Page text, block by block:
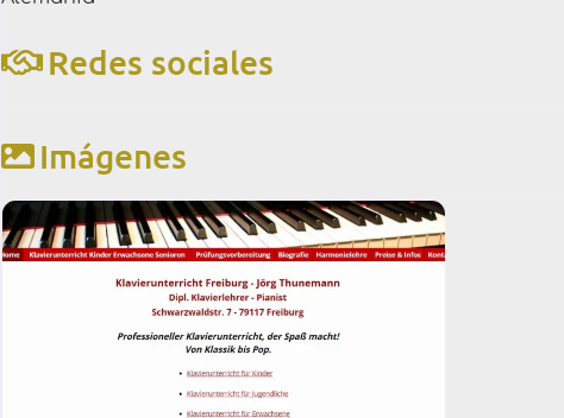
Redes sociales
Imágenes